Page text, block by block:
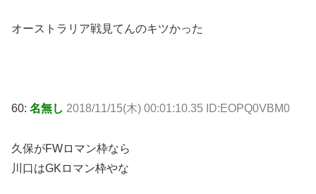
オーストラリア戦見てんのキツかった
60: 名無し 2018/11/15(木) 00:01:10.35 ID:EOPQ0VBM0
久保がFWロマン枠なら
川口はGKロマン枠やな